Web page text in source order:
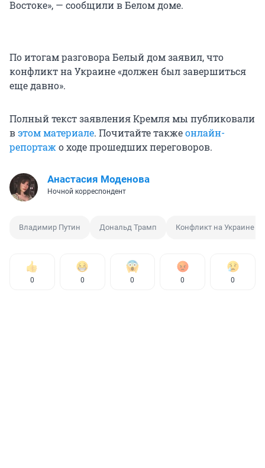
Востоке», — сообщили в Белом доме.
По итогам разговора Белый дом заявил, что
конфликт на Украине «должен был завершиться
еще давно».
Полный текст заявления Кремля мы публиковали
вэтом материале. Почитайте такжеонлайн-
репортаж о ходе прошедших переговоров.
Анастасия Моденова
Ночной корреспондент
Владимир Путин Дональд Трамп Конфликт на Украине
0 0 0 0 0